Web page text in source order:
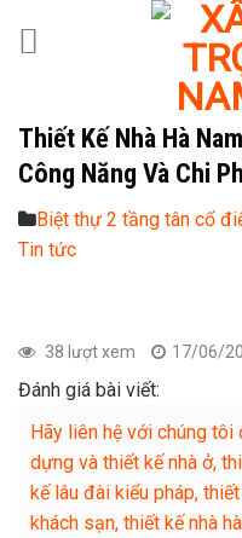
Thiết Kế Nhà Hà
Công Năng Và Chi
Biệt thự 2 tầng tân cổ
Tin tức
38 lượt xem 17/06/
Đánh giá bài viết:
Hãy liên hệ với chúng
dựng và thiết kế nhà ở,
kế lâu đài kiểu pháp,
khách sạn, thiết kế nhà